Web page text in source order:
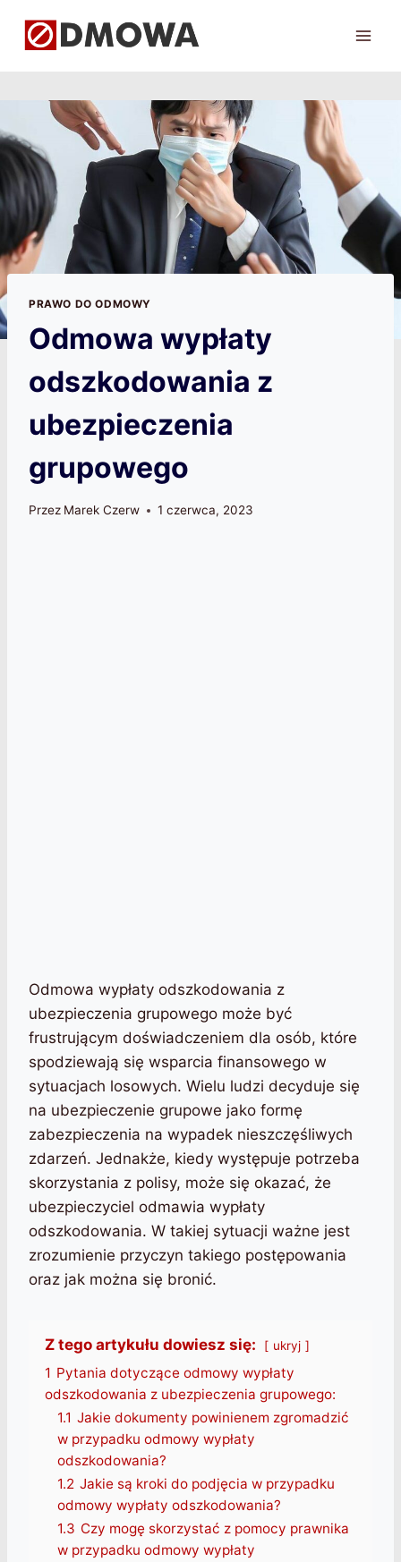
PRAWO DO ODMOWY
Odmowa wypłaty
odszkodowania z
ubezpieczenia
grupowego
Przez Marek Czerw 1 czerwca, 2023
Odmowa wypłaty odszkodowania z
ubezpieczenia grupowego może być
frustrującym doświadczeniem dla osób, które
spodziewają się wsparcia finansowego w
sytuacjach losowych. Wielu ludzi decyduje się
na ubezpieczenie grupowe jako formę
zabezpieczenia na wypadek nieszczęśliwych
zdarzeń. Jednakże, kiedy występuje potrzeba
skorzystania z polisy, może się okazać, że
ubezpieczyciel odmawia wypłaty
odszkodowania. W takiej sytuacji ważne jest
zrozumienie przyczyn takiego postępowania
oraz jak można się bronić.
Z tego artykułu dowiesz się: ukryj
1 Pytania dotyczące odmowy wypłaty
odszkodowania z ubezpieczenia grupowego:
1.1 Jakie dokumenty powinienem zgromadzić
w przypadku odmowy wypłaty
odszkodowania?
1.2 Jakie są kroki do podjęcia w przypadku
odmowy wypłaty odszkodowania?
1.3 Czy mogę skorzystać z pomocy prawnika
w przypadku odmowy wypłaty